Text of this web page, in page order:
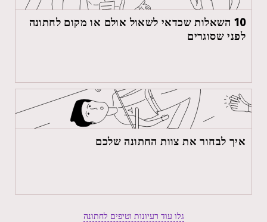
10 השאלות שכדאי לשאול אולם או מקום לחתונה
לפני שסוגרים
איך לבחור את צוות החתונה שלכם
גלו עוד רעיונות וטיפים לחתונה